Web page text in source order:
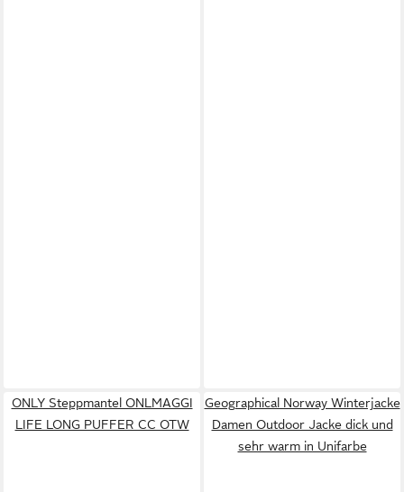
ONLY Steppmantel ONLMAGGI
LIFE LONG PUFFER CC OTW
Geographical Norway Winterjacke
Damen Outdoor Jacke dick und
sehr warm in Unifarbe